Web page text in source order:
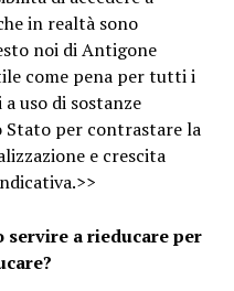
in realtà sono
noi di Antigone
come pena per tutti i
uso di sostanze
Stato per contrastare la
e crescita
servire a rieducare per